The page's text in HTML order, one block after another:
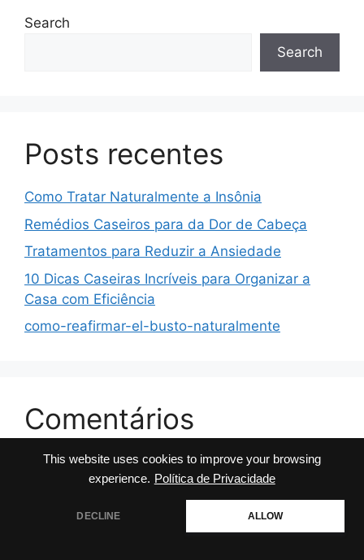
This website uses cookies to improve your browsing
experience. Política de Privacidade
DECLINE ALLOW
Search
Search
Posts recentes
Como Tratar Naturalmente a Insônia
Remédios Caseiros para da Dor de Cabeça
Tratamentos para Reduzir a Ansiedade
10 Dicas Caseiras Incríveis para Organizar a
Casa com Eficiência
como-reafirmar-el-busto-naturalmente
Comentários
No comments to show.